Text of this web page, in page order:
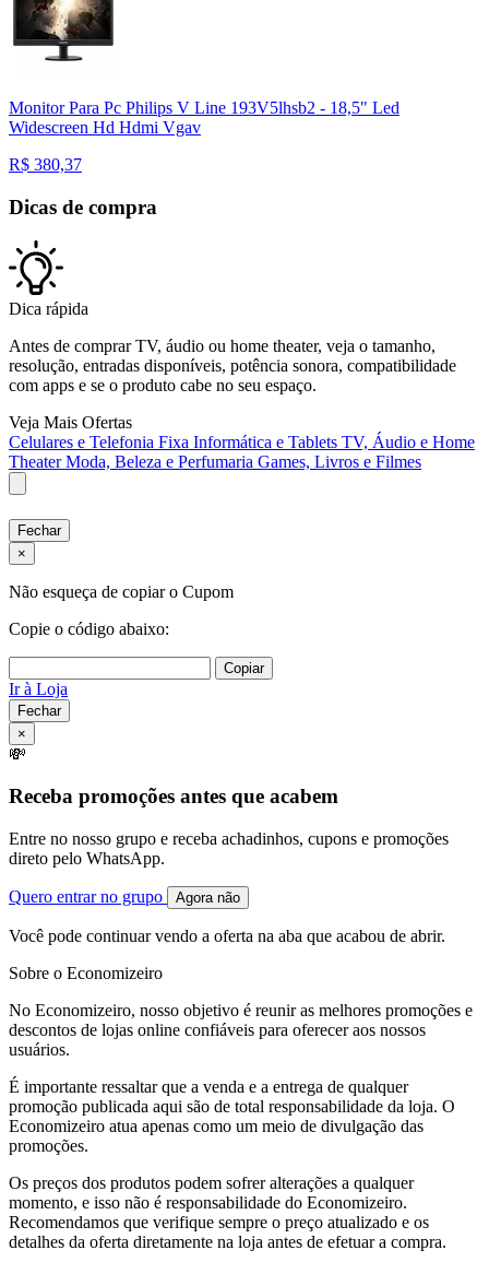
Monitor Para Pc Philips V Line 193V5lhsb2 - 18,5" Led
Widescreen Hd Hdmi Vgav
R$ 380,37
Dicas de compra
Dica rápida
Antes de comprar TV, áudio ou home theater, veja o tamanho,
resolução, entradas disponíveis, potência sonora, compatibilidade
com apps e se o produto cabe no seu espaço.
Veja Mais Ofertas
Celulares e Telefonia Fixa Informática e Tablets TV, Áudio e Home
TheaterModa, Beleza e Perfumaria Games, Livros e Filmes
Fechar
×
Não esqueça de copiar o Cupom
Copie o código abaixo:
Copiar
Ir à Loja
Fechar
×
💸
Receba promoções antes que acabem
Entre no nosso grupo e receba achadinhos, cupons e promoções
direto pelo WhatsApp.
Quero entrar no grupo Agora não
Você pode continuar vendo a oferta na aba que acabou de abrir.
Sobre o Economizeiro
No Economizeiro, nosso objetivo é reunir as melhores promoções e
descontos de lojas online confiáveis para oferecer aos nossos
usuários.
É importante ressaltar que a venda e a entrega de qualquer
promoção publicada aqui são de total responsabilidade da loja. O
Economizeiro atua apenas como um meio de divulgação das
promoções.
Os preços dos produtos podem sofrer alterações a qualquer
momento, e isso não é responsabilidade do Economizeiro.
Recomendamos que verifique sempre o preço atualizado e os
detalhes da oferta diretamente na loja antes de efetuar a compra.